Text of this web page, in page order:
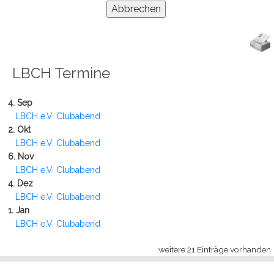
LBCH Termine
4. Sep
LBCH e.V. Clubabend
2. Okt
LBCH e.V. Clubabend
6. Nov
LBCH e.V. Clubabend
4. Dez
LBCH e.V. Clubabend
1. Jan
LBCH e.V. Clubabend
weitere 21 Einträge vorhanden